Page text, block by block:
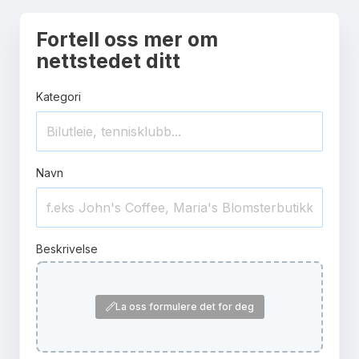
Fortell oss mer om
nettstedet ditt
Kategori
Navn
Beskrivelse
La oss formulere det for deg